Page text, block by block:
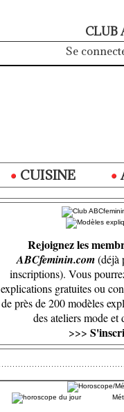
CLUB
Se
CUISINE
Rejoignez les
ABCfeminin.com(déjà
inscriptions). Vous
explications gratuites ou
de près de 200 modèles
des ateliers mode et
>>>